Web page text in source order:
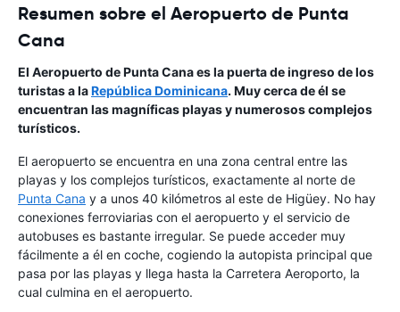
Resumen sobre el Aeropuerto de Punta
Cana
El Aeropuerto de Punta Cana es la puerta de ingreso de los
turistas a laRepública Dominicana. Muy cerca de él se
encuentran las magníficas playas y numerosos complejos
turísticos.
El aeropuerto se encuentra en una zona central entre las
playas y los complejos turísticos, exactamente al norte de
Punta Cana y a unos 40 kilómetros al este de Higüey. No hay
conexiones ferroviarias con el aeropuerto y el servicio de
autobuses es bastante irregular. Se puede acceder muy
fácilmente a él en coche, cogiendo la autopista principal que
pasa por las playas y llega hasta la Carretera Aeroporto, la
cual culmina en el aeropuerto.